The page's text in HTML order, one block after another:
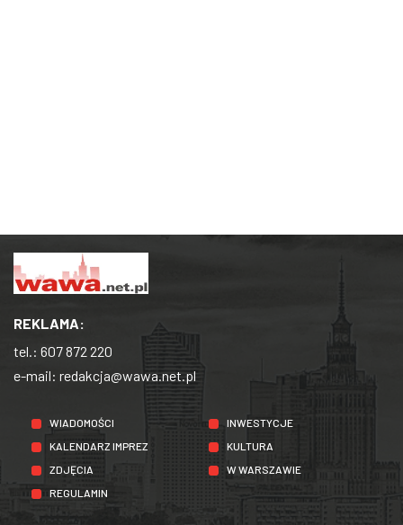
REKLAMA:
tel.: 607 872 220
e-mail: redakcja@wawa.net.pl
WIADOMOŚCI
INWESTYCJE
KALENDARZ IMPREZ
KULTURA
ZDJĘCIA
W WARSZAWIE
REGULAMIN